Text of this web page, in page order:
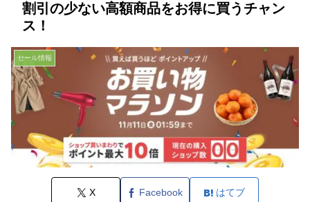
割引の少ない高額商品をお得に買うチャン
ス！
セール情報
X Facebook はてブ